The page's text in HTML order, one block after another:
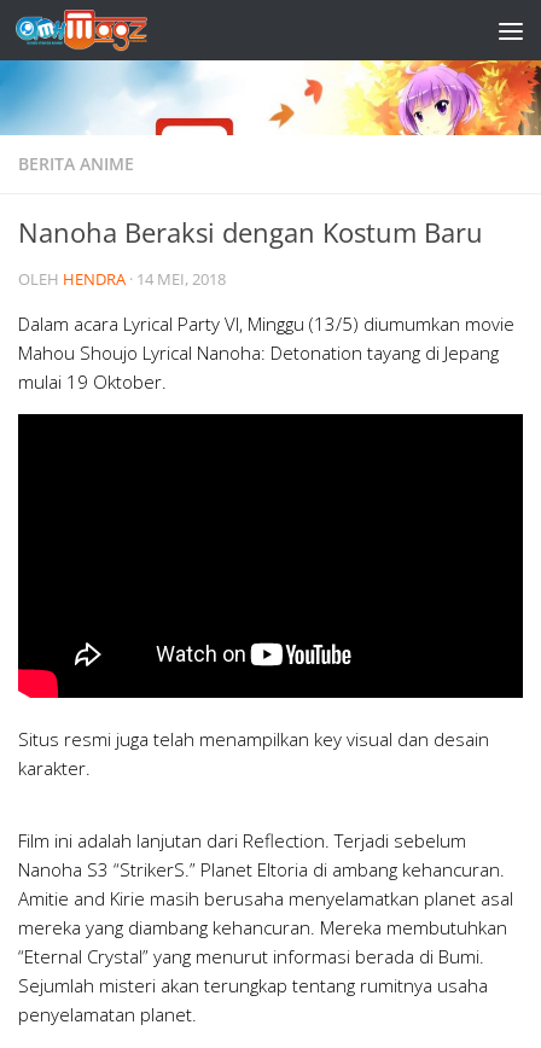
Skip to content
BERITA ANIME
Nanoha Beraksi dengan Kostum Baru
OLEH HENDRA · 14 MEI, 2018
Dalam acara Lyrical Party VI, Minggu (13/5) diumumkan movie
Mahou Shoujo Lyrical Nanoha: Detonation tayang di Jepang
mulai 19 Oktober.
Situs resmi juga telah menampilkan key visual dan desain
karakter.
Film ini adalah lanjutan dari Reflection. Terjadi sebelum
Nanoha S3 “StrikerS.” Planet Eltoria di ambang kehancuran.
Amitie and Kirie masih berusaha menyelamatkan planet asal
mereka yang diambang kehancuran. Mereka membutuhkan
“Eternal Crystal” yang menurut informasi berada di Bumi.
Sejumlah misteri akan terungkap tentang rumitnya usaha
penyelamatan planet.